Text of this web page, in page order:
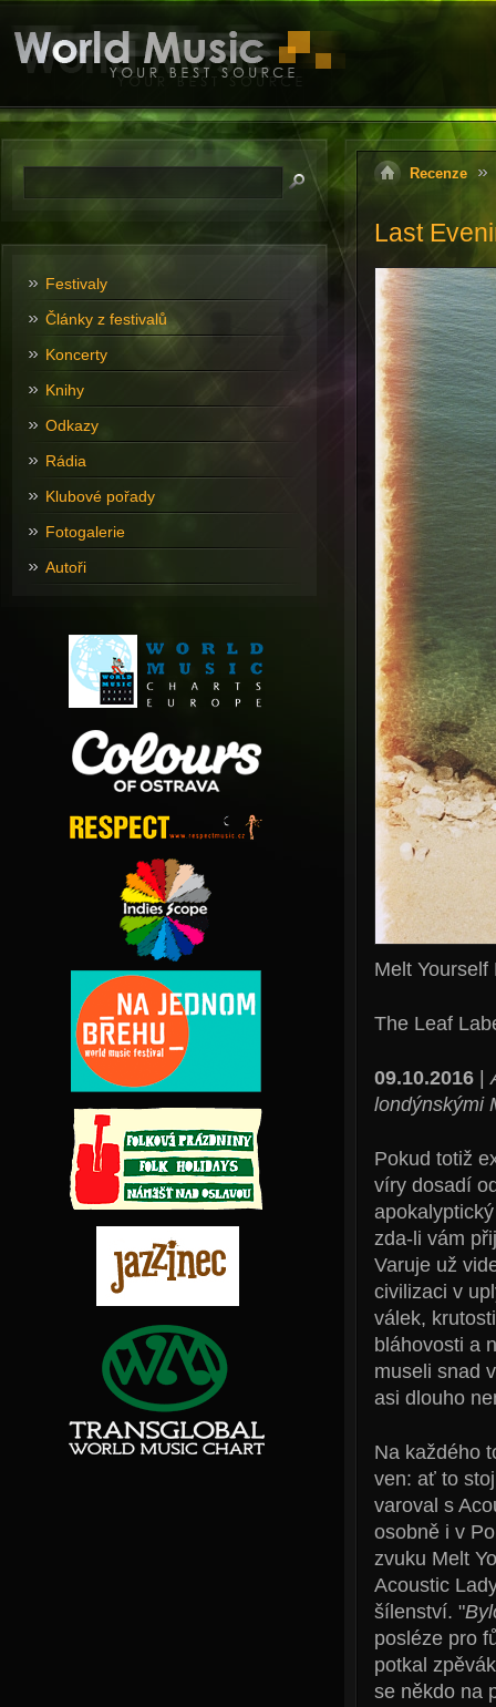
Recenze
Last
Melt Yourself
The Leaf
09.10.2016|
londýnskými
Pokud totiž
víry dosadí
zda-li vám
Varuje už
civilizaci v
válek,
bláhovosti a
museli snad
asi dlouho
Na každého
ven: ať to
varoval s
osobně i v
zvuku Melt
Acoustic
šílenství. "
posléze pro
potkal
se někdo na
Festivaly
Články z festivalů
Koncerty
Knihy
Odkazy
Rádia
Klubové pořady
Fotogalerie
Autoři